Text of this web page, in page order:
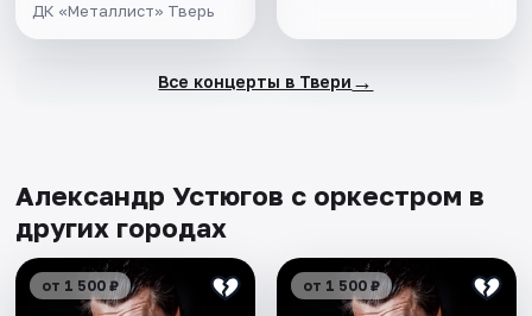
ДК «Металлист» Тверь
Все концерты в Твери →
Александр Устюгов с оркестром в
других городах
от 1 500 ₽ от 1 500 ₽